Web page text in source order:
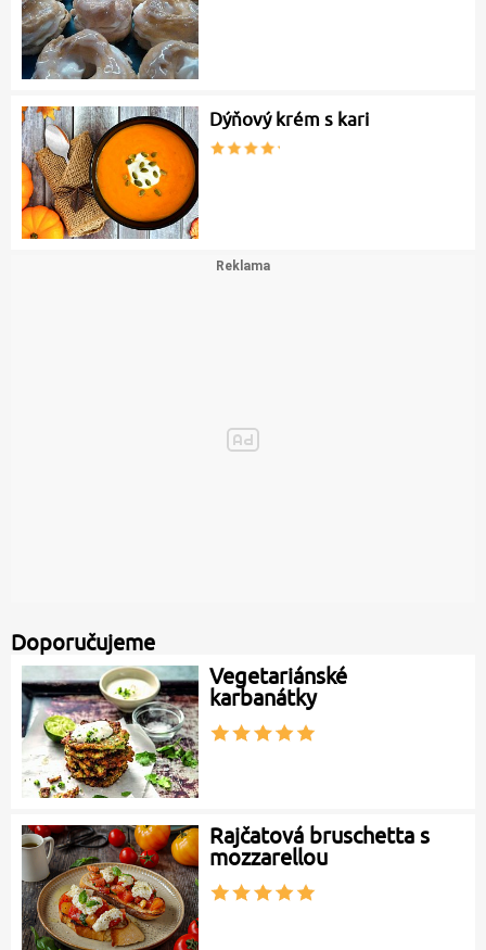
Dýňový krém s kari
Doporučujeme
Vegetariánské
karbanátky
Rajčatová bruschetta s
mozzarellou